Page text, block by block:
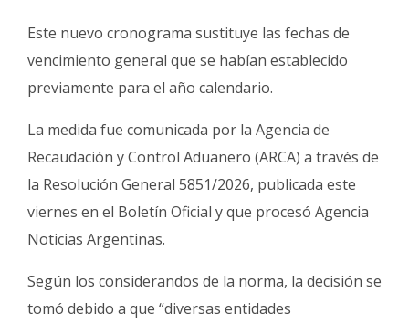
Este nuevo cronograma sustituye las fechas de
vencimiento general que se habían establecido
previamente para el año calendario.
La medida fue comunicada por la Agencia de
Recaudación y Control Aduanero (ARCA) a través de
la Resolución General 5851/2026, publicada este
viernes en el Boletín Oficial y que procesó Agencia
Noticias Argentinas.
Según los considerandos de la norma, la decisión se
tomó debido a que “diversas entidades